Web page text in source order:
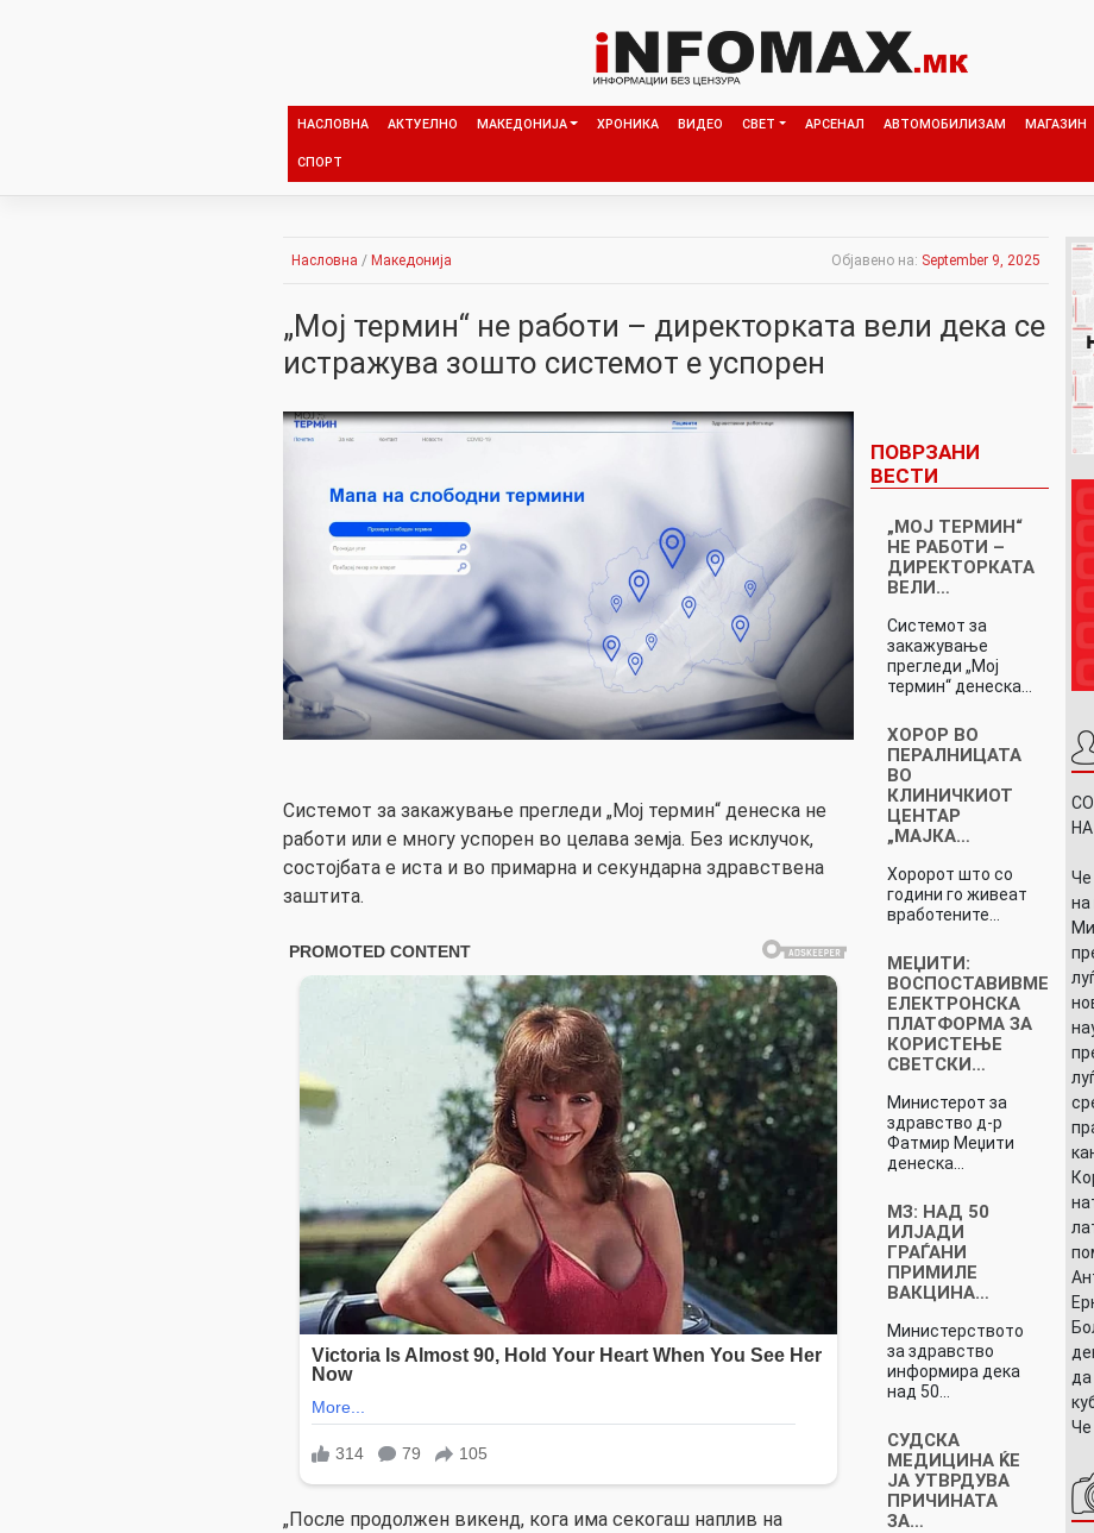
НАСЛОВНА АКТУЕЛНО МАКЕДОНИЈА ХРОНИКА ВИДЕО СВЕТ АРСЕНАЛ АВТОМОБИЛИЗАМ МАГАЗИН
СПОРТ
Насловна / Македонија Објавено на: September 9, 2025
„Мој термин“ не работи – директорката вели дека се
истражува зошто системот е успорен
Системот за закажување прегледи „Мој термин“ денеска не
работи или е многу успорен во целава земја. Без исклучок,
состојбата е иста и во примарна и секундарна здравствена
заштита.
„После продолжен викенд, кога има секогаш наплив на
ПОВРЗАНИ
ВЕСТИ
„МОЈ ТЕРМИН“
НЕ РАБОТИ –
ДИРЕКТОРКАТА
ВЕЛИ…
Системот за
закажување
прегледи „Мој
термин“ денеска…
ХОРОР ВО
ПЕРАЛНИЦАТА
ВО
КЛИНИЧКИОТ
ЦЕНТАР
„МАЈКА…
Хоророт што со
години го живеат
вработените…
МЕЏИТИ:
ВОСПОСТАВИВМЕ
ЕЛЕКТРОНСКА
ПЛАТФОРМА ЗА
КОРИСТЕЊЕ
СВЕТСКИ…
Министерот за
здравство д-р
Фатмир Меџити
денеска…
МЗ: НАД 50
ИЛЈАДИ
ГРАЃАНИ
ПРИМИЛЕ
ВАКЦИНА…
Министерството
за здравство
информира дека
над 50…
СУДСКА
МЕДИЦИНА ЌЕ
ЈА УТВРДУВА
ПРИЧИНАТА
ЗА…
Че
на
Че